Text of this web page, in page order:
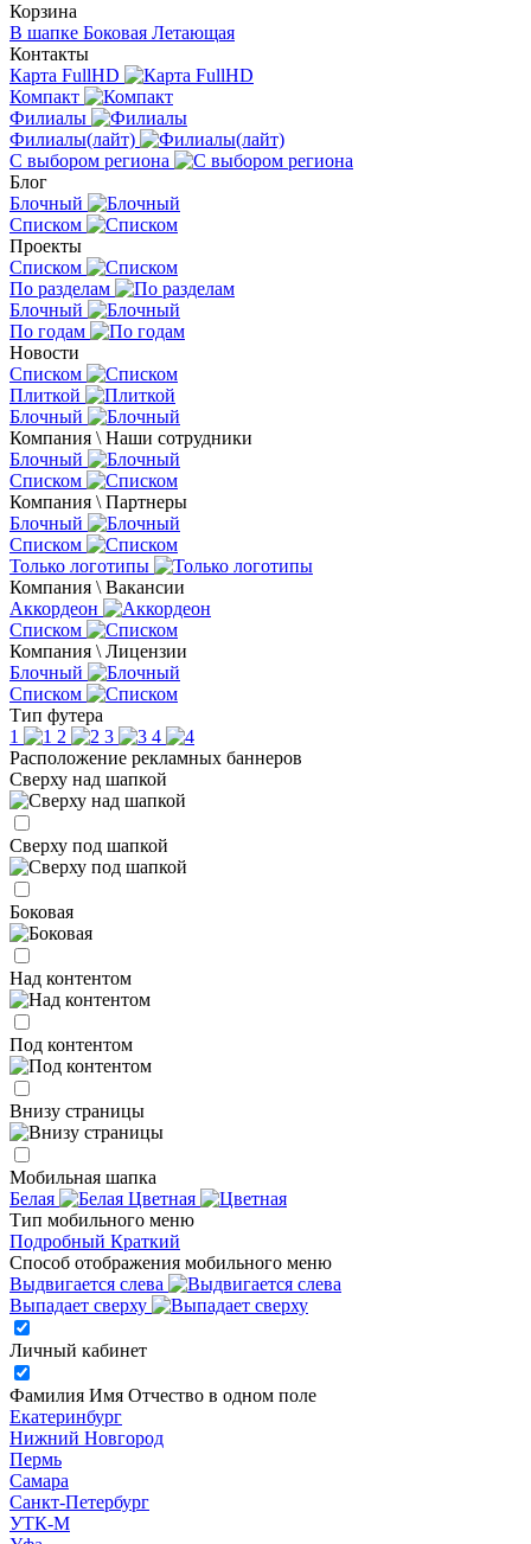
Корзина
В шапке Боковая Летающая
Контакты
Карта FullHD
Компакт
Филиалы
Филиалы(лайт)
С выбором региона
Блог
Блочный
Списком
Проекты
Списком
По разделам
Блочный
По годам
Новости
Списком
Плиткой
Блочный
Компания \ Наши сотрудники
Блочный
Списком
Компания \ Партнеры
Блочный
Списком
Только логотипы
Компания \ Вакансии
Аккордеон
Списком
Компания \ Лицензии
Блочный
Списком
Тип футера
1
2 3
4
Расположение рекламных баннеров
Сверху над шапкой
Сверху под шапкой
Боковая
Над контентом
Под контентом
Внизу страницы
Мобильная шапка
Белая
Цветная
Тип мобильного меню
Подробный Краткий
Способ отображения мобильного меню
Выдвигается слева
Выпадает сверху
Личный кабинет
Фамилия Имя Отчество в одном поле
Екатеринбург
Нижний Новгород
Пермь
Самара
Санкт-Петербург
УТК-М